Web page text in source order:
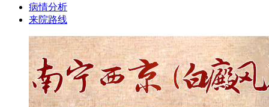
病情分析
来院路线